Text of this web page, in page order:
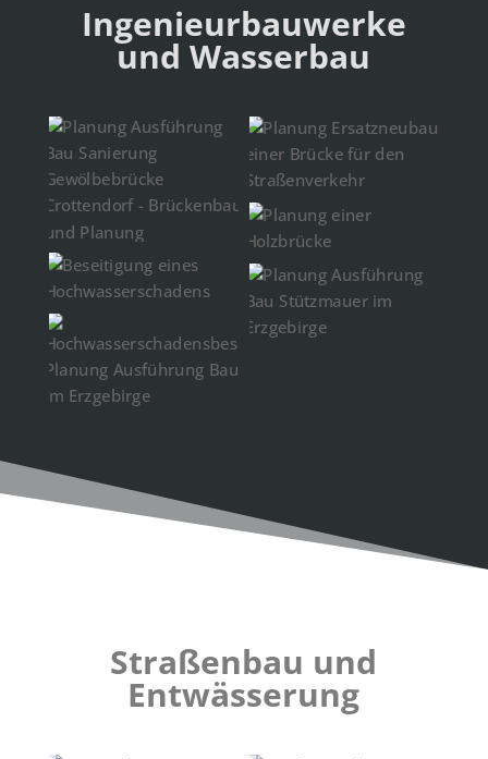
Ingenieurbauwerke
und Wasserbau
Straßenbau und
Entwässerung